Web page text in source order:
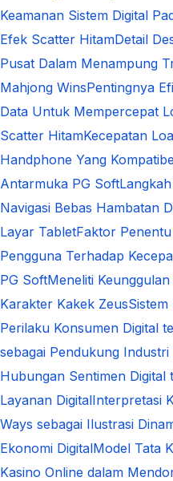
Keamanan Sistem Digital
Efek Scatter HitamDetail
Pusat Dalam Menampung
Mahjong WinsPentingnya
Data Untuk Mempercepat
Scatter HitamKecepatan
Handphone Yang
Antarmuka PG Soft
Navigasi Bebas Hambatan
Layar TabletFaktor
Pengguna Terhadap
PG SoftMeneliti
Karakter Kakek Zeus
Perilaku Konsumen Digital
sebagai Pendukung
Hubungan Sentimen Digital
Layanan DigitalInterpretasi
Ways sebagai Ilustrasi
Ekonomi DigitalModel Tata
Kasino Online dalam